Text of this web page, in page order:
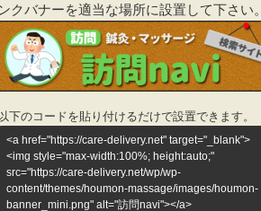
ンクバナーを適当な場所に設置して下さい。
以下のコードを貼り付けるだけで設置できます。
<a href="https://care-delivery.net" target="_blank">
<img style="max-width:100%; height:auto;"
src="https://care-delivery.net/wp/wp-
content/themes/houmon-massage/images/houmon-
banner_mini.png" alt="訪問navi"></a>